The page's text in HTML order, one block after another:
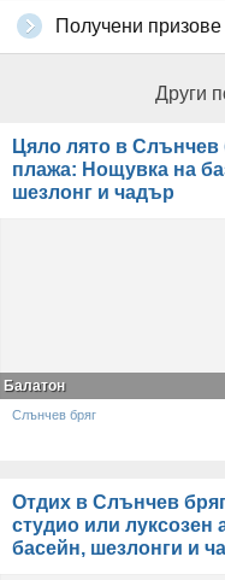
Получени призове
Други
Цяло лято в Слънчев
плажа: Нощувка на
шезлонг и чадър
Балатон
Слънчев бряг
Отдих в Слънчев
студио или
басейн, шезлонги и